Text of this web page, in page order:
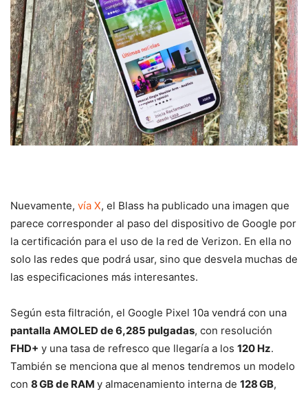
Nuevamente, vía X, el Blass ha publicado una imagen que
parece corresponder al paso del dispositivo de Google por
la certificación para el uso de la red de Verizon. En ella no
solo las redes que podrá usar, sino que desvela muchas de
las especificaciones más interesantes.
Según esta filtración, el Google Pixel 10a vendrá con una
pantalla AMOLED de 6,285 pulgadas, con resolución
FHD+ y una tasa de refresco que llegaría a los 120 Hz.
También se menciona que al menos tendremos un modelo
con 8 GB de RAM y almacenamiento interna de 128 GB,